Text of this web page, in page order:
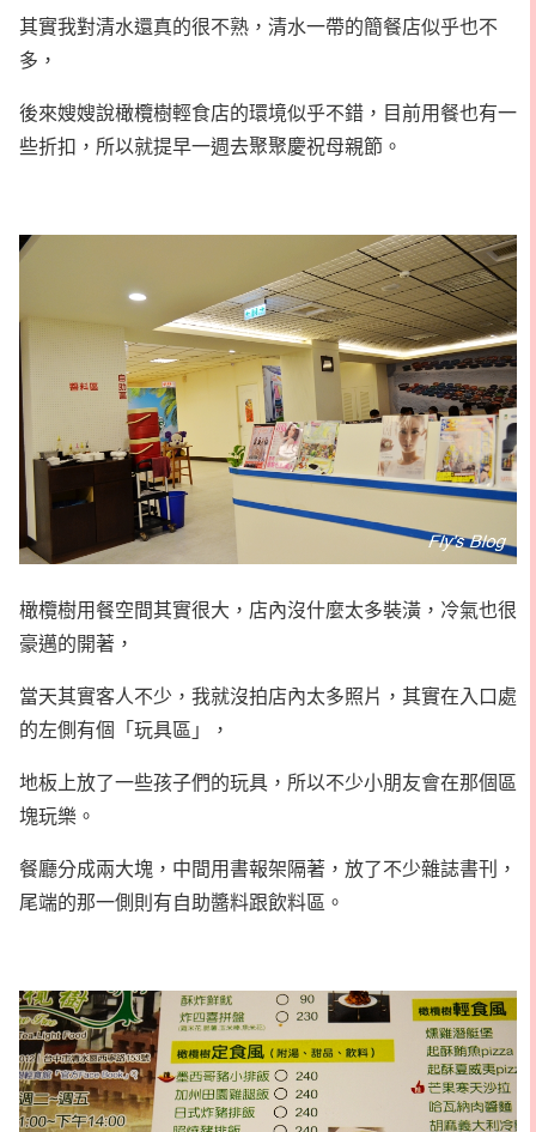
其實我對清水還真的很不熟，清水一帶的簡餐店似乎也不
多，
後來嫂嫂說橄欖樹輕食店的環境似乎不錯，目前用餐也有一
些折扣，所以就提早一週去聚聚慶祝母親節。
橄欖樹用餐空間其實很大，店內沒什麼太多裝潢，冷氣也很
豪邁的開著，
當天其實客人不少，我就沒拍店內太多照片，其實在入口處
的左側有個「玩具區」，
地板上放了一些孩子們的玩具，所以不少小朋友會在那個區
塊玩樂。
餐廳分成兩大塊，中間用書報架隔著，放了不少雜誌書刊，
尾端的那一側則有自助醬料跟飲料區。